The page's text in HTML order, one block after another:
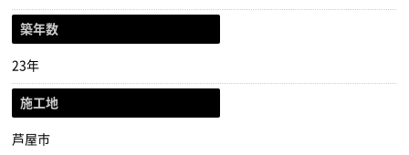
築年数
23年
施工地
芦屋市